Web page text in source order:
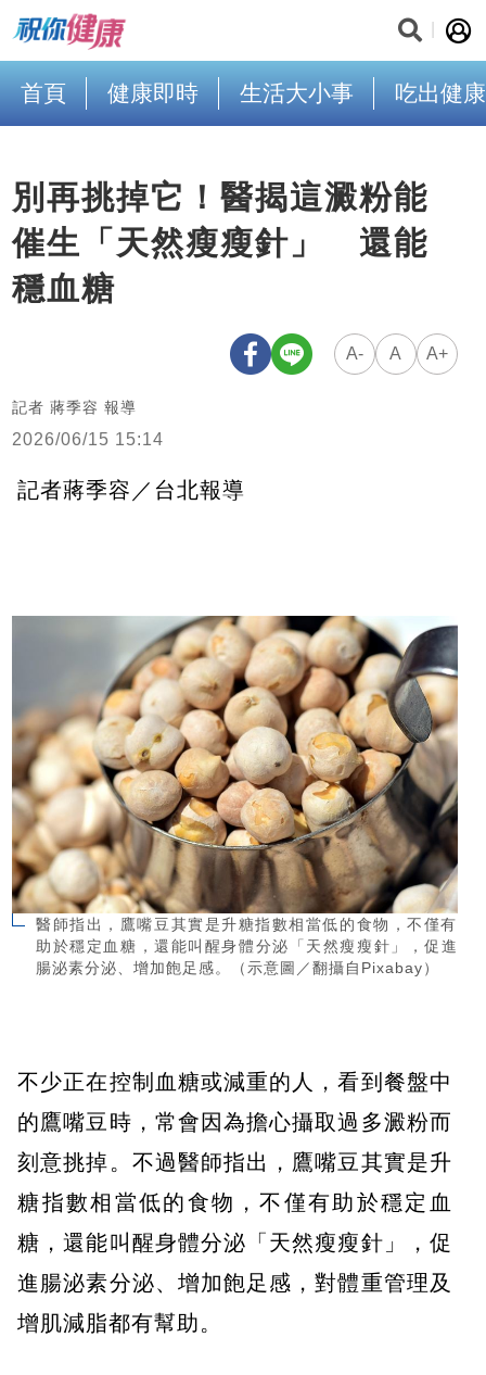
首頁 健康即時 生活大小事 吃出健康
別再挑掉它！醫揭這澱粉能
催生「天然瘦瘦針」 還能
穩血糖
A- A A+
記者 蔣季容 報導
2026/06/15 15:14
記者蔣季容／台北報導
醫師指出，鷹嘴豆其實是升糖指數相當低的食物，不僅有
助於穩定血糖，還能叫醒身體分泌「天然瘦瘦針」，促進
腸泌素分泌、增加飽足感。（示意圖／翻攝自Pixabay）
不少正在控制血糖或減重的人，看到餐盤中
的鷹嘴豆時，常會因為擔心攝取過多澱粉而
刻意挑掉。不過醫師指出，鷹嘴豆其實是升
糖指數相當低的食物，不僅有助於穩定血
糖，還能叫醒身體分泌「天然瘦瘦針」，促
進腸泌素分泌、增加飽足感，對體重管理及
增肌減脂都有幫助。